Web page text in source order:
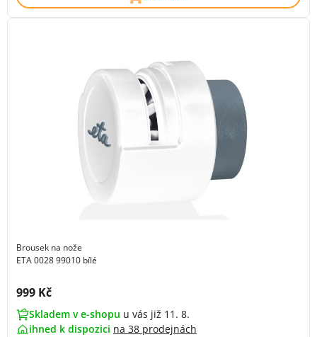
Brousek na nože
ETA 0028 99010 bílé
Cena s DPH:
999 Kč
Skladem v e-shopu u vás již 11. 8.
ihned k dispozici na 38 prodejnách